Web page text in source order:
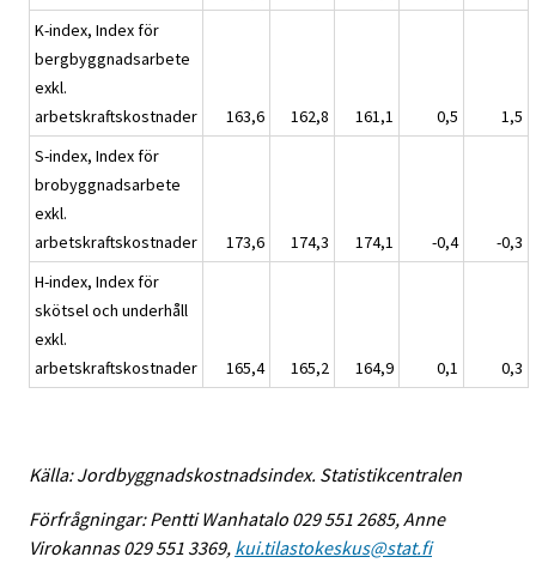
K-index, Index för
bergbyggnadsarbete
exkl.
arbetskraftskostnader
163,6 162,8 161,1 0,5
1,5
S-index, Index för
brobyggnadsarbete
exkl.
arbetskraftskostnader
173,6 174,3 174,1 -0,4
-0,3
H-index, Index för
skötsel och underhåll
exkl.
arbetskraftskostnader
165,4 165,2 164,9 0,1 0,3
Källa: Jordbyggnadskostnadsindex. Statistikcentralen
Förfrågningar: Pentti Wanhatalo 029 551 2685, Anne
Virokannas 029 551 3369, kui.tilastokeskus@stat.fi